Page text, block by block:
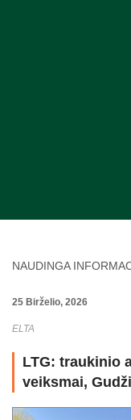
NAUDINGA
25 Birželio, 2026
ELTA
LTG: traukinio
veiksmai,